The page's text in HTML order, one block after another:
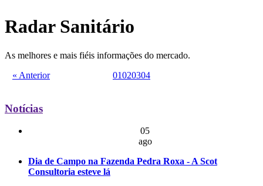
Radar Sanitário
As melhores e mais fiéis informações do mercado.
« Anterior
01020304
Notícias
05
ago
Dia de Campo na Fazenda Pedra Roxa - A Scot
Consultoria esteve lá